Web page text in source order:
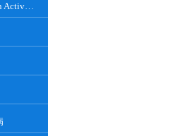
Recombinant Human Active Focal Adhesion Kinase